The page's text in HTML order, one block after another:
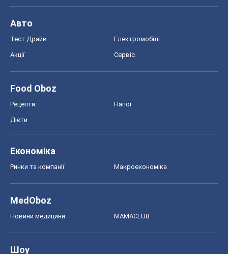
Авто
Тест Драйв Електромобілі
Акції Сервіс
Food Oboz
Рецепти Напої
Дієти
Економіка
Ринки та компанії Макроекономіка
MedOboz
Новини медицини MAMACLUB
Шоу